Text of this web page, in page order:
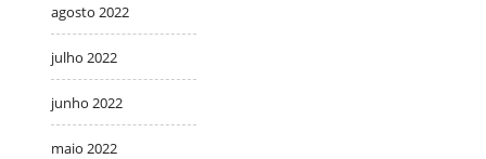
agosto 2022
julho 2022
junho 2022
maio 2022